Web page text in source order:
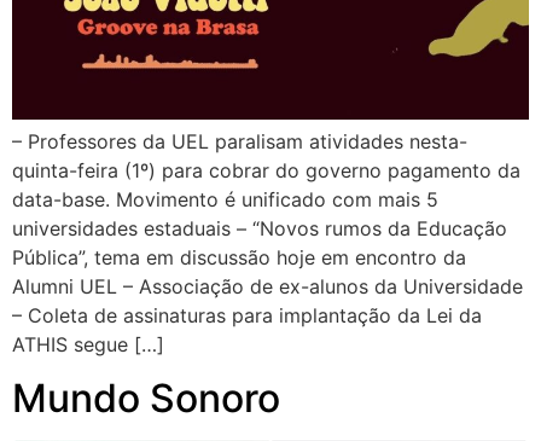
– Professores da UEL paralisam atividades nesta-
quinta-feira (1º) para cobrar do governo pagamento da
data-base. Movimento é unificado com mais 5
universidades estaduais – “Novos rumos da Educação
Pública”, tema em discussão hoje em encontro da
Alumni UEL – Associação de ex-alunos da Universidade
– Coleta de assinaturas para implantação da Lei da
ATHIS segue […]
Mundo Sonoro